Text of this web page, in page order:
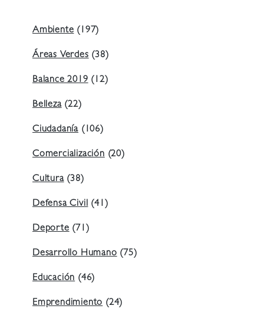
Ambiente (197)
Áreas Verdes (38)
Balance 2019 (12)
Belleza(22)
Ciudadanía (106)
Comercialización (20)
Cultura(38)
Defensa Civil (41)
Deporte (71)
Desarrollo Humano (75)
Educación (46)
Emprendimiento (24)